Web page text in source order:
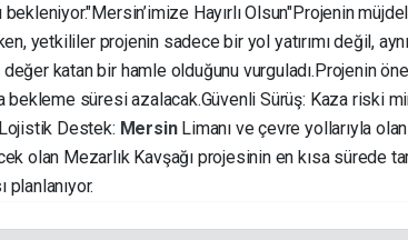
bekleniyor. ​"Mersin’imize Hayırlı Olsun" ​Projenin
yetkililer projenin sadece bir yol yatırımı değil,
değer katan bir hamle olduğunu vurguladı. ​Projenin
bekleme süresi azalacak. ​Güvenli Sürüş: Kaza
Destek: Mersin Limanı ve çevre yollarıyla
olan Mezarlık Kavşağı projesinin en kısa sürede
planlanıyor.